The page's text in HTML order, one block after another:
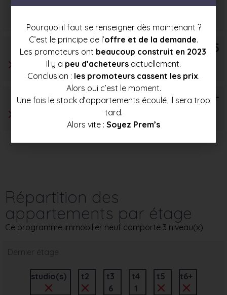
Prix mini Prix moyen Prix max
T5
T6+
Répartition des
appartements par étage
Ce programme immobilier neuf comporte 3 niveau(x)
Dernier étage
studio(s) t2
t3
6
t4
1
t5 t6+
Pourquoi il faut se renseigner dès maintenant ?
C’est le principe de l’offre et de la demande.
Les promoteurs ont beaucoup construit en 2023.
Il y a peu d’acheteurs actuellement.
Conclusion : les promoteurs cassent les prix.
Alors oui c’est le moment.
Une fois le stock d’appartements écoulé, il sera trop
tard.
Alors vite : Soyez Prem’s